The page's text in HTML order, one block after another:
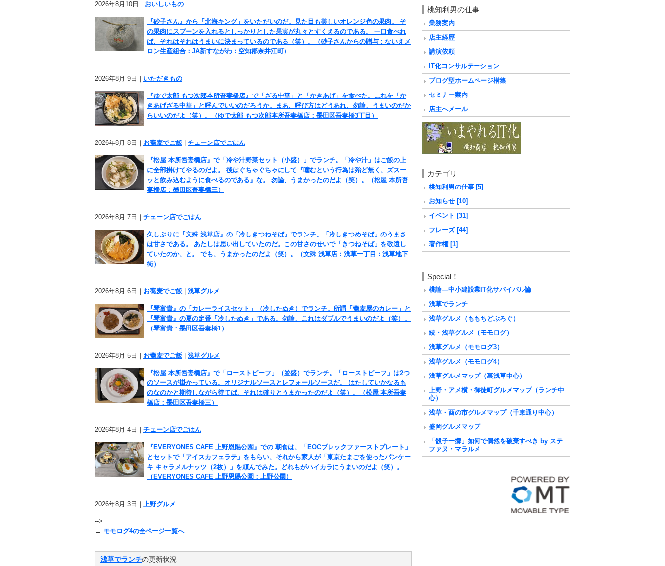
2026年8月10日｜ おいしいもの
『砂子さん』から「北海キング」をいただいのだ。見た目も美しいオレンジ色の果肉。 そ
の果肉にスプーンを入れるとしっかりとした果実が丸々とすくえるのである。 一口食べれ
ば、それはそれはうまいに決まっているのである（笑）。（砂子さんからの贈与：ないえメ
ロン生産組合：JA新すながわ：空知郡奈井江町）
2026年8月 9日｜ いただきもの
『ゆで太郎 もつ次郎本所吾妻橋店』で「ざる中華」と「かきあげ」を食べた。これを「か
きあげざる中華」と呼んでいいのだろうか。まあ、呼び方はどうあれ、勿論、うまいのだか
らいいのだよ（笑）。（ゆで太郎 もつ次郎本所吾妻橋店：墨田区吾妻橋3丁目）
2026年8月 8日｜ お蕎麦でご飯 チェーン店でごはん
『松屋 本所吾妻橋店』で「冷や汁野菜セット（小盛）」でランチ。「冷や汁」はご飯の上
に全部掛けてやるのだよ。 後はぐちゃぐちゃにして『噛むという行為は殆ど無く、ズスー
ッと飲み込むように食べるのである』な。 勿論、うまかったのだよ（笑）。（松屋 本所吾
妻橋店：墨田区吾妻橋三）
2026年8月 7日｜ チェーン店でごはん
久しぶりに『文殊 浅草店』の「冷しきつねそば」でランチ。「冷しきつめそば」のうまさ
は甘さである。 あたしは思い出していたのだ。この甘さのせいで「きつねそば」を敬遠し
ていたのか、と。 でも、うまかったのだよ（笑）。（文殊 浅草店：浅草一丁目：浅草地下
街）
2026年8月 6日｜ お蕎麦でご飯 浅草グルメ
『琴富貴』の「カレーライスセット」（冷したぬき）でランチ。所謂「蕎麦屋のカレー」と
『琴富貴』の夏の定番「冷したぬき」である。勿論、これはダブルでうまいのだよ（笑）。
（琴富貴：墨田区吾妻橋1）
2026年8月 5日｜ お蕎麦でご飯 浅草グルメ
『松屋 本所吾妻橋店』で「ローストビーフ」（並盛）でランチ。「ローストビーフ」は2つ
のソースが掛かっている。オリジナルソースとレフォールソースだ。 はたしていかなるも
のなのかと期待しながら待てば、それは確りとうまかったのだよ（笑）。（松屋 本所吾妻
橋店：墨田区吾妻橋三）
2026年8月 4日｜ チェーン店でごはん
『EVERYONES CAFE 上野恩賜公園』での 朝食は、「EOCブレックファーストプレート」
とセットで「アイスカフェラテ」をもらい、それから家人が「東京たまごを使ったパンケー
キ キャラメルナッツ（2枚）」を頼んでみた。どれもがハイカラにうまいのだよ（笑）。
（EVERYONES CAFE 上野恩賜公園：上野公園）
2026年8月 3日｜ 上野グルメ
-->
→ モモログ4の全ページ一覧へ
浅草でランチの更新状況
桃知利男の仕事
業務案内
店主経歴
講演依頼
IT化コンサルテーション
ブログ型ホームページ構築
セミナー案内
店主へメール
カテゴリ
桃知利男の仕事 [5]
お知らせ [10]
イベント [31]
フレーズ [44]
著作権 [1]
Special！
桃論―中小建設業IT化サバイバル論
浅草でランチ
浅草グルメ（ももちどぶろぐ）
続・浅草グルメ（モモログ）
浅草グルメ（モモログ3）
浅草グルメ（モモログ4）
浅草グルメマップ（裏浅草中心）
上野・アメ横・御徒町グルメマップ（ランチ中
心）
浅草・酉の市グルメマップ（千束通り中心）
盛岡グルメマップ
「骰子一擲」如何で偶然を破棄すべき by ステ
ファヌ・マラルメ